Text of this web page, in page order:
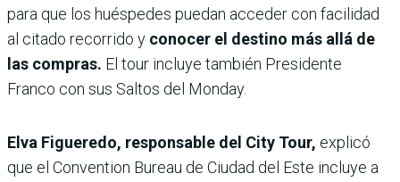
para que los huéspedes puedan acceder con facilidad
al citado recorrido y conocer el destino más allá de
las compras. El tour incluye también Presidente
Franco con sus Saltos del Monday.
Elva Figueredo, responsable del City Tour, explicó
que el Convention Bureau de Ciudad del Este incluye a